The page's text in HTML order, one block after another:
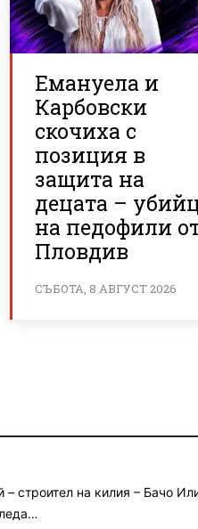
Емануела и
Карбовски
скочиха с
позиция в
защита на
децата –
на педофили
Пловдив
СЪБОТА, 8 АВГУСТ 2026
строител на килия – Бачо